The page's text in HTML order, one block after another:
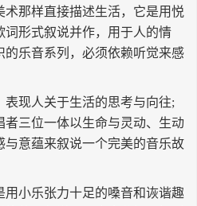
艺人介绍
收歌
那样直接描述生活，它是用悦
词形式叙说并作，用于人的情
乐音系列，必须依赖听觉来感
表现人关于生活的思考与向往;
者三位一体以生命与灵动、生动
与意蕴来叙说一个完美的音乐故
小乐张力十足的嗓音和诙谐趣